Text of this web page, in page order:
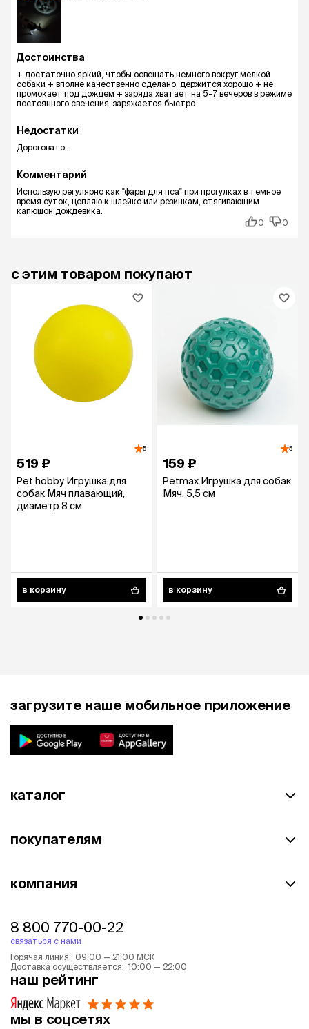
Достоинства
+ достаточно яркий, чтобы освещать немного вокруг мелкой
собаки + вполне качественно сделано, держится хорошо + не
промокает под дождем + заряда хватает на 5-7 вечеров в режиме
постоянного свечения, заряжается быстро
Недостатки
Дороговато...
Комментарий
Использую регулярно как "фары для пса" при прогулках в темное
время суток, цепляю к шлейке или резинкам, стягивающим
капюшон дождевика.
0
0
с этим товаром покупают
5
519 ₽
Pet hobby Игрушка для
собак Мяч плавающий,
диаметр 8 см
в корзину
5
159 ₽
Petmax Игрушка для собак
Мяч, 5,5 см
в корзину
загрузите наше мобильное приложение
каталог
покупателям
компания
8 800 770-00-22
связаться с нами
Горячая линия: 09:00 — 21:00 МСК
Доставка осуществляется: 10:00 — 22:00
наш рейтинг
мы в соцсетях